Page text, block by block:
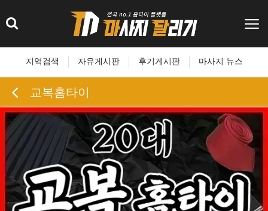
지역검색 자유게시판 후기게시판 마사지 뉴스
교복홈타이